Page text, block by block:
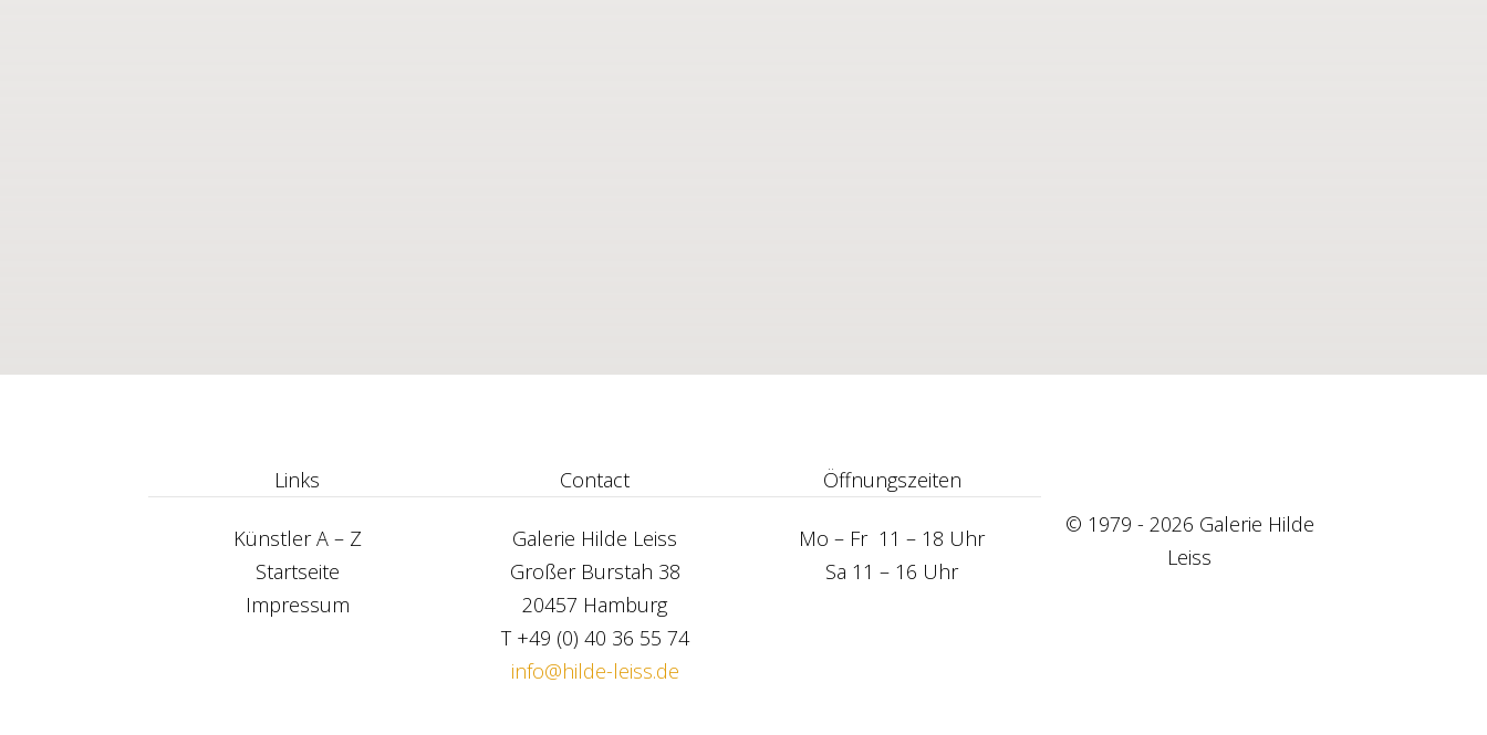
Links
Künstler A – Z
Startseite
Impressum
Contact
Galerie Hilde Leiss
Großer Burstah 38
20457 Hamburg
T +49 (0) 40 36 55 74
info@hilde-leiss.de
Öffnungszeiten
Mo – Fr 11 – 18 Uhr
Sa 11 – 16 Uhr
© 1979 - 2026 Galerie Hilde
Leiss